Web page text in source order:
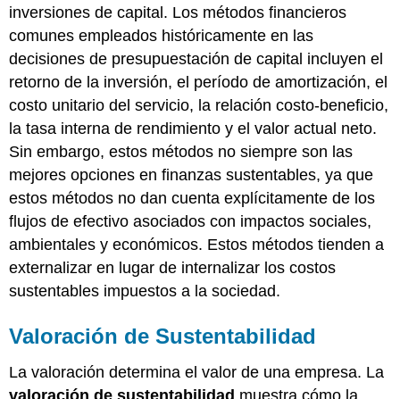
Presupuesto
de
Capital
inversiones de capital. Los métodos financieros
comunes empleados históricamente en las
decisiones de presupuestación de capital incluyen el
retorno de la inversión, el período de amortización, el
costo unitario del servicio, la relación costo-beneficio,
la tasa interna de rendimiento y el valor actual neto.
Sin embargo, estos métodos no siempre son las
mejores opciones en finanzas sustentables, ya que
estos métodos no dan cuenta explícitamente de los
flujos de efectivo asociados con impactos sociales,
ambientales y económicos. Estos métodos tienden a
externalizar en lugar de internalizar los costos
sustentables impuestos a la sociedad.
Valoración de Sustentabilidad
La valoración determina el valor de una empresa. La
valoración de sustentabilidad muestra cómo la